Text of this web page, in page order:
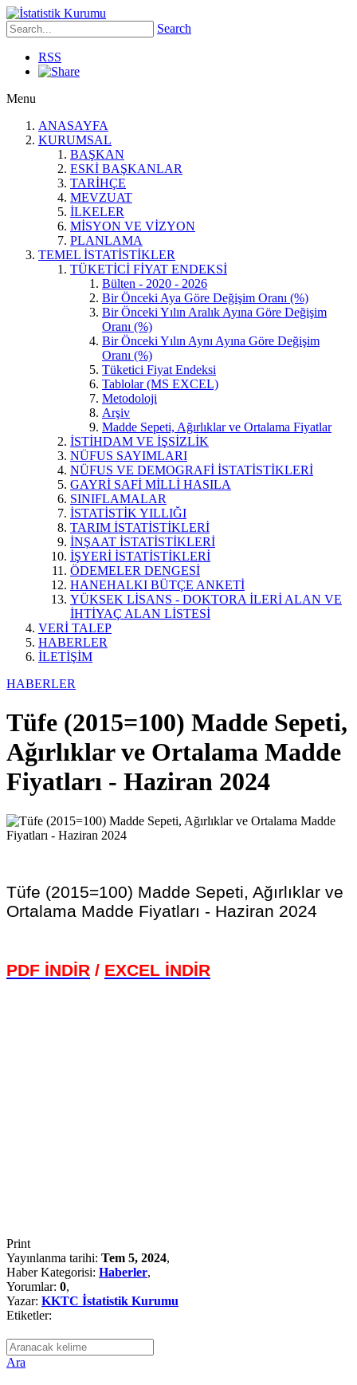
Search
RSS
Menu
ANASAYFA
KURUMSAL
BAŞKAN
ESKİ BAŞKANLAR
TARİHÇE
MEVZUAT
İLKELER
MİSYON VE VİZYON
PLANLAMA
TEMEL İSTATİSTİKLER
TÜKETİCİ FİYAT ENDEKSİ
Bülten - 2020 - 2026
Bir Önceki Aya Göre Değişim Oranı (%)
Bir Önceki Yılın Aralık Ayına Göre Değişim
Oranı (%)
Bir Önceki Yılın Aynı Ayına Göre Değişim
Oranı (%)
Tüketici Fiyat Endeksi
Tablolar (MS EXCEL)
Metodoloji
Arşiv
Madde Sepeti, Ağırlıklar ve Ortalama Fiyatlar
İSTİHDAM VE İŞSİZLİK
NÜFUS SAYIMLARI
NÜFUS VE DEMOGRAFİ İSTATİSTİKLERİ
GAYRİ SAFİ MİLLİ HASILA
SINIFLAMALAR
İSTATİSTİK YILLIĞI
TARIM İSTATİSTİKLERİ
İNŞAAT İSTATİSTİKLERİ
İŞYERİ İSTATİSTİKLERİ
ÖDEMELER DENGESİ
HANEHALKI BÜTÇE ANKETİ
YÜKSEK LİSANS - DOKTORA İLERİ ALAN VE
İHTİYAÇ ALAN LİSTESİ
VERİ TALEP
HABERLER
İLETİŞİM
HABERLER
Tüfe (2015=100) Madde Sepeti,
Ağırlıklar ve Ortalama Madde
Fiyatları - Haziran 2024
Tüfe (2015=100) Madde Sepeti, Ağırlıklar ve
Ortalama Madde Fiyatları - Haziran 2024
PDF İNDİR / EXCEL İNDİR
Print
Yayınlanma tarihi: Tem 5, 2024,
Haber Kategorisi: Haberler,
Yorumlar: 0,
Yazar: KKTC İstatistik Kurumu
Etiketler:
Ara